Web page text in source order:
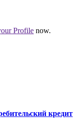
Profile now.
кредит